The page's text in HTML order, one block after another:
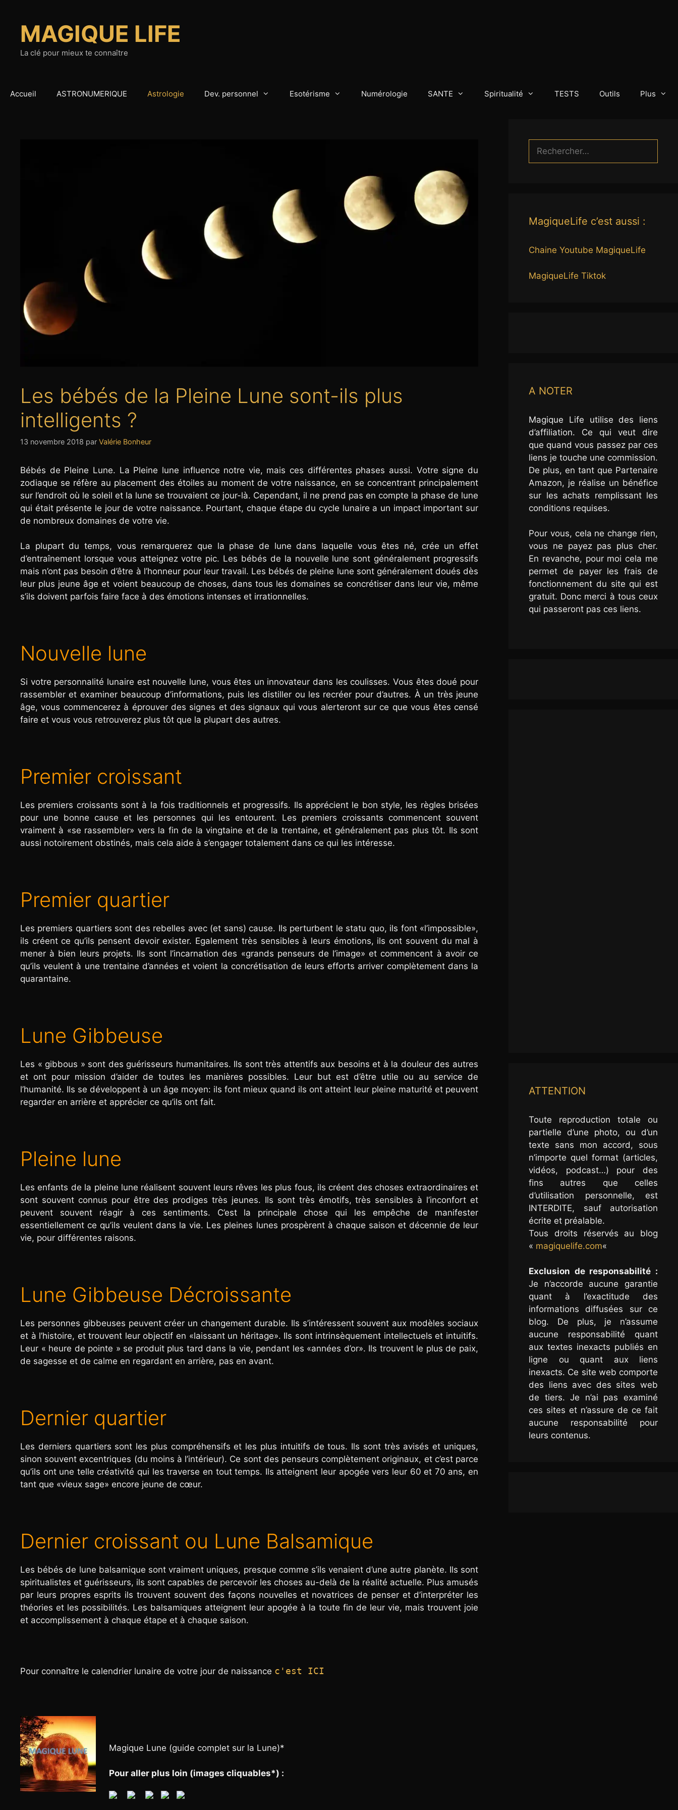
contenuMAGIQUE LIFE
La clé pour mieux te connaître
Accueil ASTRONUMERIQUE Astrologie Dev. personnel Esotérisme Numérologie SANTE Spiritualité TESTS Outils Plus
Les bébés de la Pleine Lune sont-ils plus
intelligents ?
13 novembre 2018 par Valérie Bonheur
Bébés de Pleine Lune. La Pleine lune influence notre vie, mais ces différentes phases aussi. Votre signe du
zodiaque se réfère au placement des étoiles au moment de votre naissance, en se concentrant principalement
sur l’endroit où le soleil et la lune se trouvaient ce jour-là. Cependant, il ne prend pas en compte la phase de lune
qui était présente le jour de votre naissance. Pourtant, chaque étape du cycle lunaire a un impact important sur
de nombreux domaines de votre vie.
La plupart du temps, vous remarquerez que la phase de lune dans laquelle vous êtes né, crée un effet
d’entraînement lorsque vous atteignez votre pic. Les bébés de la nouvelle lune sont généralement progressifs
mais n’ont pas besoin d’être à l’honneur pour leur travail. Les bébés de pleine lune sont généralement doués dès
leur plus jeune âge et voient beaucoup de choses, dans tous les domaines se concrétiser dans leur vie, même
s’ils doivent parfois faire face à des émotions intenses et irrationnelles.
Nouvelle lune
Si votre personnalité lunaire est nouvelle lune, vous êtes un innovateur dans les coulisses. Vous êtes doué pour
rassembler et examiner beaucoup d’informations, puis les distiller ou les recréer pour d’autres. À un très jeune
âge, vous commencerez à éprouver des signes et des signaux qui vous alerteront sur ce que vous êtes censé
faire et vous vous retrouverez plus tôt que la plupart des autres.
Premier croissant
Les premiers croissants sont à la fois traditionnels et progressifs. Ils apprécient le bon style, les règles brisées
pour une bonne cause et les personnes qui les entourent. Les premiers croissants commencent souvent
vraiment à «se rassembler» vers la fin de la vingtaine et de la trentaine, et généralement pas plus tôt. Ils sont
aussi notoirement obstinés, mais cela aide à s’engager totalement dans ce qui les intéresse.
Premier quartier
Les premiers quartiers sont des rebelles avec (et sans) cause. Ils perturbent le statu quo, ils font «l’impossible»,
ils créent ce qu’ils pensent devoir exister. Egalement très sensibles à leurs émotions, ils ont souvent du mal à
mener à bien leurs projets. Ils sont l’incarnation des «grands penseurs de l’image» et commencent à avoir ce
qu’ils veulent à une trentaine d’années et voient la concrétisation de leurs efforts arriver complètement dans la
quarantaine.
Lune Gibbeuse
Les « gibbous » sont des guérisseurs humanitaires. Ils sont très attentifs aux besoins et à la douleur des autres
et ont pour mission d’aider de toutes les manières possibles. Leur but est d’être utile ou au service de
l’humanité. Ils se développent à un âge moyen: ils font mieux quand ils ont atteint leur pleine maturité et peuvent
regarder en arrière et apprécier ce qu’ils ont fait.
Pleine lune
Les enfants de la pleine lune réalisent souvent leurs rêves les plus fous, ils créent des choses extraordinaires et
sont souvent connus pour être des prodiges très jeunes. Ils sont très émotifs, très sensibles à l’inconfort et
peuvent souvent réagir à ces sentiments. C’est la principale chose qui les empêche de manifester
essentiellement ce qu’ils veulent dans la vie. Les pleines lunes prospèrent à chaque saison et décennie de leur
vie, pour différentes raisons.
Lune Gibbeuse Décroissante
Les personnes gibbeuses peuvent créer un changement durable. Ils s’intéressent souvent aux modèles sociaux
et à l’histoire, et trouvent leur objectif en «laissant un héritage». Ils sont intrinsèquement intellectuels et intuitifs.
Leur « heure de pointe » se produit plus tard dans la vie, pendant les «années d’or». Ils trouvent le plus de paix,
de sagesse et de calme en regardant en arrière, pas en avant.
Dernier quartier
Les derniers quartiers sont les plus compréhensifs et les plus intuitifs de tous. Ils sont très avisés et uniques,
sinon souvent excentriques (du moins à l’intérieur). Ce sont des penseurs complètement originaux, et c’est parce
qu’ils ont une telle créativité qui les traverse en tout temps. Ils atteignent leur apogée vers leur 60 et 70 ans, en
tant que «vieux sage» encore jeune de cœur.
Dernier croissant ou Lune Balsamique
Les bébés de lune balsamique sont vraiment uniques, presque comme s’ils venaient d’une autre planète. Ils sont
spiritualistes et guérisseurs, ils sont capables de percevoir les choses au-delà de la réalité actuelle. Plus amusés
par leurs propres esprits ils trouvent souvent des façons nouvelles et novatrices de penser et d’interpréter les
théories et les possibilités. Les balsamiques atteignent leur apogée à la toute fin de leur vie, mais trouvent joie
et accomplissement à chaque étape et à chaque saison.
Pour connaître le calendrier lunaire de votre jour de naissance c'est ICI
Magique Lune (guide complet sur la Lune)*
Pour aller plus loin (images cliquables*) :
Rechercher :
MagiqueLife c’est aussi :
Chaine Youtube MagiqueLife
MagiqueLife Tiktok
A NOTER
Magique Life utilise des liens
d’affiliation. Ce qui veut dire
que quand vous passez par ces
liens je touche une commission.
De plus, en tant que Partenaire
Amazon, je réalise un bénéfice
sur les achats remplissant les
conditions requises.
Pour vous, cela ne change rien,
vous ne payez pas plus cher.
En revanche, pour moi cela me
permet de payer les frais de
fonctionnement du site qui est
gratuit. Donc merci à tous ceux
qui passeront pas ces liens.
ATTENTION
Toute reproduction totale ou
partielle d’une photo, ou d’un
texte sans mon accord, sous
n’importe quel format (articles,
vidéos, podcast…) pour des
fins autres que celles
d’utilisation personnelle, est
INTERDITE, sauf autorisation
écrite et préalable.
Tous droits réservés au blog
« magiquelife.com«
Exclusion de responsabilité :
Je n’accorde aucune garantie
quant à l’exactitude des
informations diffusées sur ce
blog. De plus, je n’assume
aucune responsabilité quant
aux textes inexacts publiés en
ligne ou quant aux liens
inexacts. Ce site web comporte
des liens avec des sites web
de tiers. Je n’ai pas examiné
ces sites et n’assure de ce fait
aucune responsabilité pour
leurs contenus.